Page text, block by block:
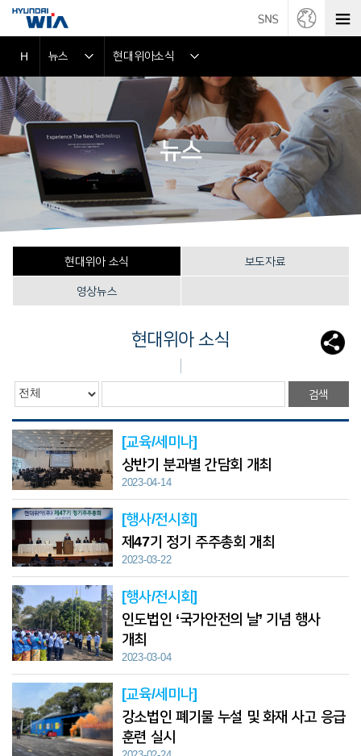
뉴스
H 뉴스 현대위아소식
현대위아 소식 보도자료
영상뉴스
현대위아 소식
검색
[교육/세미나]
상반기 분과별 간담회 개최
2023-04-14
[행사/전시회]
제47기 정기 주주총회 개최
2023-03-22
[행사/전시회]
인도법인 ‘국가안전의 날’ 기념 행사
개최
2023-03-04
[교육/세미나]
강소법인 폐기물 누설 및 화재 사고 응급
훈련 실시